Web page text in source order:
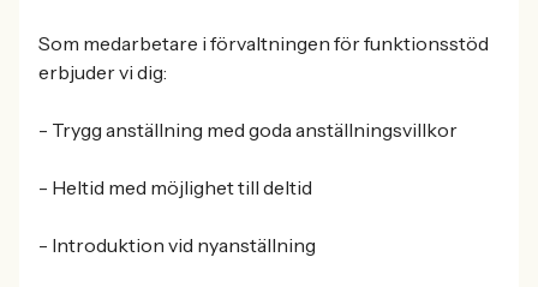
Som medarbetare i förvaltningen för funktionsstöd
erbjuder vi dig:
- Trygg anställning med goda anställningsvillkor
- Heltid med möjlighet till deltid
- Introduktion vid nyanställning